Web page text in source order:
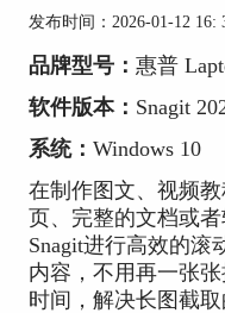
发布时间：2026-01-12 16:
品牌型号： 惠普
软件版本： Snagit
系统： Windows 10
在制作图文、视频
页、完整的文档或
Snagit进行高效的滚
内容，不用再一张
时间，解决长图截